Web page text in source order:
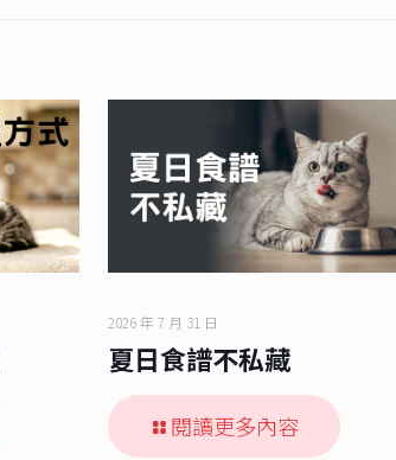
2026 年 7 月 31 日
夏日食譜不私藏
閱讀更多內容